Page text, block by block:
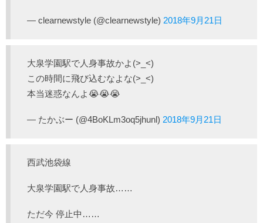
— clearnewstyle (@clearnewstyle) 2018年9月21日
大泉学園駅で人身事故かよ(>_<)
この時間に飛び込むなよな(>_<)
本当迷惑なんよ😭😭😭
— たかぶー (@4BoKLm3oq5jhunl) 2018年9月21日
西武池袋線
大泉学園駅で人身事故……
ただ今 停止中……